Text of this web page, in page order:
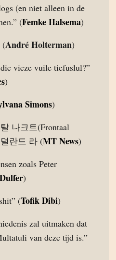
(en niet alleen in de
(Femke Halsema)
(André Holterman)
vieze vuile tiefuslul?”
)
Simons)
나크트(Frontaal
란드 라 (MT News)
zoals Peter
)
(Tofik Dibi)
zal uitmaken dat
van deze tijd is.”